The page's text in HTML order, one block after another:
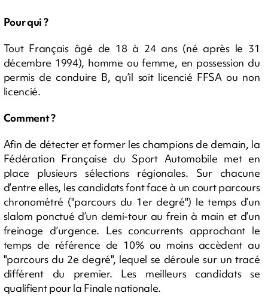
Pour qui ?
Tout Français âgé de 18 à 24 ans (né après le 31
décembre 1994), homme ou femme, en possession du
permis de conduire B, qu’il soit licencié FFSA ou non
licencié.
Comment ?
Afin de détecter et former les champions de demain, la
Fédération Française du Sport Automobile met en
place plusieurs sélections régionales. Sur chacune
d’entre elles, les candidats font face à un court parcours
chronométré ("parcours du 1er degré") le temps d’un
slalom ponctué d’un demi-tour au frein à main et d’un
freinage d’urgence. Les concurrents approchant le
temps de référence de 10% ou moins accèdent au
"parcours du 2e degré", lequel se déroule sur un tracé
différent du premier. Les meilleurs candidats se
qualifient pour la Finale nationale.